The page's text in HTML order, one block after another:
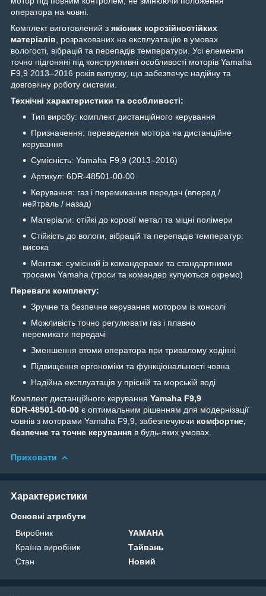
оператора на човні.
Комплект виготовлений з якісних корозійностійких
матеріалів , розрахованих на експлуатацію в умовах
вологості, вібрацій та перепадів температури. Усі елементи
точно підгоняні під конструктивні особливості моторів Yamaha
F9,9 2013–2016 років випуску, що забезпечує надійну та
довговічну роботу системи.
Технічні характеристики та особливості:
Тип виробу: комплект дистанційного керування
Призначення: переведення мотора на дистанційне
керування
Сумісність: Yamaha F9,9 (2013–2016)
Артикул: 6DR‑48501‑00‑00
Керування: газ і перемикання передач (вперед /
нейтраль / назад)
Матеріали: стійкі до корозії метал та міцні полімери
Стійкість до вологи, вібрацій та перепадів температур:
висока
Монтаж: сумісний із командерами та стандартними
тросами Yamaha (троси та командер купуються окремо)
Переваги комплекту:
Зручне та безпечне керування мотором із консолі
Можливість точно регулювати газ і плавно
перемикати передачі
Зменшення втоми оператора при тривалому ходінні
Підвищення ергономіки та функціональності човна
Надійна експлуатація у прісній та морській воді
Комплект дистанційного керування Yamaha F9,9
6DR‑48501‑00‑00 є оптимальним рішенням для модернізації
човнів з моторами Yamaha F9,9, забезпечуючи комфортне,
безпечне та точне керування в будь-яких умовах.
Приховати
Характеристики
Основні атрибути
Виробник
YAMAHA
Країна виробник
Тайвань
Стан
Новий